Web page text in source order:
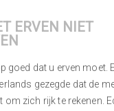
ERVEN NIET
goed dat u erven moet.
gezegde dat de
zich rijk te rekenen.